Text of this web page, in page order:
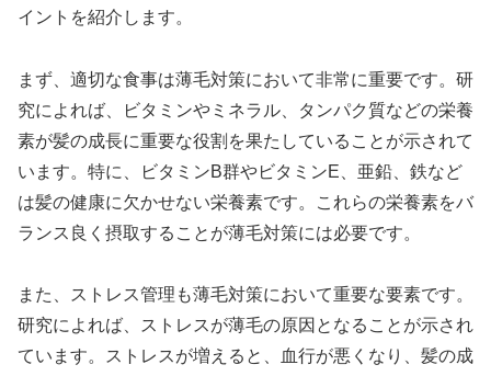
イントを紹介します。
まず、適切な食事は薄毛対策において非常に重要です。研
究によれば、ビタミンやミネラル、タンパク質などの栄養
素が髪の成長に重要な役割を果たしていることが示されて
います。特に、ビタミンB群やビタミンE、亜鉛、鉄など
は髪の健康に欠かせない栄養素です。これらの栄養素をバ
ランス良く摂取することが薄毛対策には必要です。
また、ストレス管理も薄毛対策において重要な要素です。
研究によれば、ストレスが薄毛の原因となることが示され
ています。ストレスが増えると、血行が悪くなり、髪の成